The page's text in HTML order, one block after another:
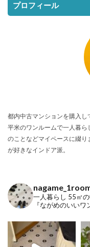
プロフィール
都内中古マンションを購入
平米のワンルームで一人暮
のことなどマイペースに綴り
が好きなインドア派。
一人暮らし 55㎡
『ながめのいいワ